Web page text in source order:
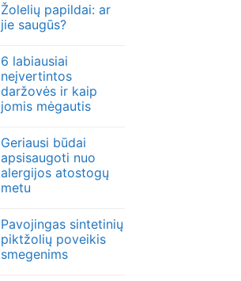
Žolelių papildai: ar
jie saugūs?
6 labiausiai
neįvertintos
daržovės ir kaip
jomis mėgautis
Geriausi būdai
apsisaugoti nuo
alergijos atostogų
metu
Pavojingas sintetinių
piktžolių poveikis
smegenims